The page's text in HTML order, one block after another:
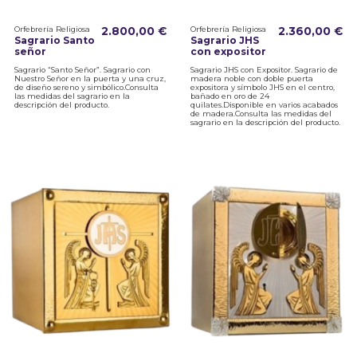
Orfebrería Religiosa
Sagrario Santo
señor
2.800,00 €
Sagrario “Santo Señor”. Sagrario con
Nuestro Señor en la puerta y una cruz,
de diseño sereno y simbólico.Consulta
las medidas del sagrario en la
descripción del producto.
Orfebrería Religiosa
Sagrario JHS
con expositor
2.360,00 €
Sagrario JHS con Expositor. Sagrario de
madera noble con doble puerta
expositora y símbolo JHS en el centro,
bañado en oro de 24
quilates.Disponible en varios acabados
de madera.Consulta las medidas del
sagrario en la descripción del producto.